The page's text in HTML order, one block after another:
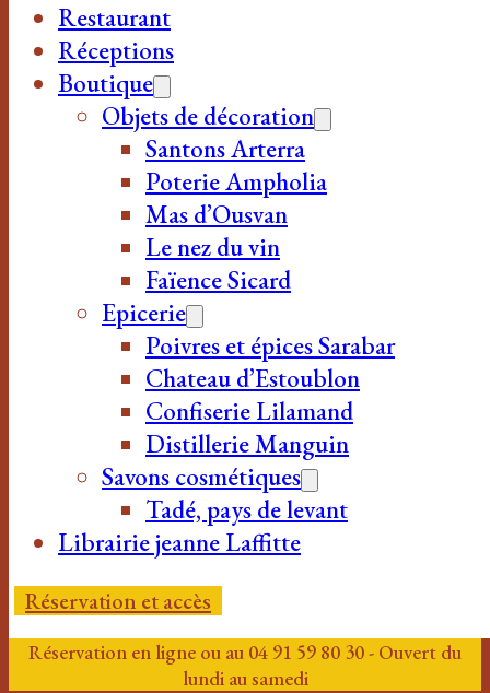
Restaurant
Réceptions
Boutique
Objets de décoration
Santons Arterra
Poterie Ampholia
Mas d’Ousvan
Le nez du vin
Faïence Sicard
Epicerie
Poivres et épices Sarabar
Chateau d’Estoublon
Confiserie Lilamand
Distillerie Manguin
Savons cosmétiques
Tadé, pays de levant
Librairie jeanne Laffitte
Réservation et accès
Réservation en ligne ou au 04 91 59 80 30 - Ouvert du
lundi au samedi